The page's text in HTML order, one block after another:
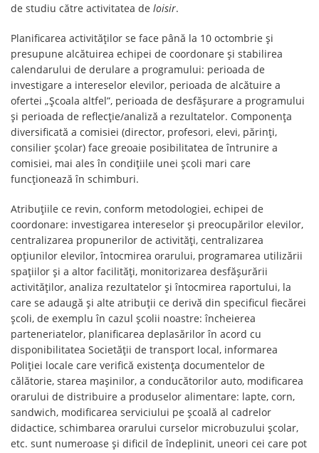
de studiu către activitatea de loisir.
Planificarea activităților se face până la 10 octombrie și
presupune alcătuirea echipei de coordonare și stabilirea
calendarului de derulare a programului: perioada de
investigare a intereselor elevilor, perioada de alcătuire a
ofertei „Școala altfel”, perioada de desfășurare a programului
și perioada de reflecție/analiză a rezultatelor. Componența
diversificată a comisiei (director, profesori, elevi, părinți,
consilier școlar) face greoaie posibilitatea de întrunire a
comisiei, mai ales în condițiile unei școli mari care
funcționează în schimburi.
Atribuțiile ce revin, conform metodologiei, echipei de
coordonare: investigarea intereselor și preocupărilor elevilor,
centralizarea propunerilor de activități, centralizarea
opțiunilor elevilor, întocmirea orarului, programarea utilizării
spațiilor și a altor facilități, monitorizarea desfășurării
activităților, analiza rezultatelor și întocmirea raportului, la
care se adaugă și alte atribuții ce derivă din specificul fiecărei
școli, de exemplu în cazul școlii noastre: încheierea
parteneriatelor, planificarea deplasărilor în acord cu
disponibilitatea Societății de transport local, informarea
Poliției locale care verifică existența documentelor de
călătorie, starea mașinilor, a conducătorilor auto, modificarea
orarului de distribuire a produselor alimentare: lapte, corn,
sandwich, modificarea serviciului pe școală al cadrelor
didactice, schimbarea orarului curselor microbuzului școlar,
etc. sunt numeroase și dificil de îndeplinit, uneori cei care pot